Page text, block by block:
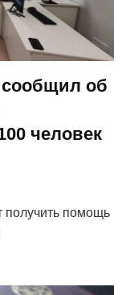
об
человек
получить помощь